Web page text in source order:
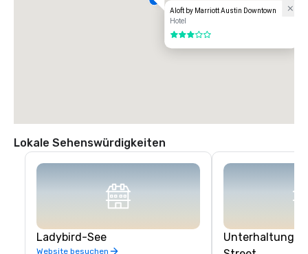
Aloft by Marriott Austin Downtown
Hotel
3 von 5
Lokale Sehenswürdigkeiten
Ladybird-See
Website besuchen